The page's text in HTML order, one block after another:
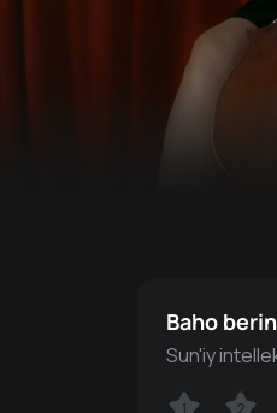
Baho
Sun'iy
1 2
1 2